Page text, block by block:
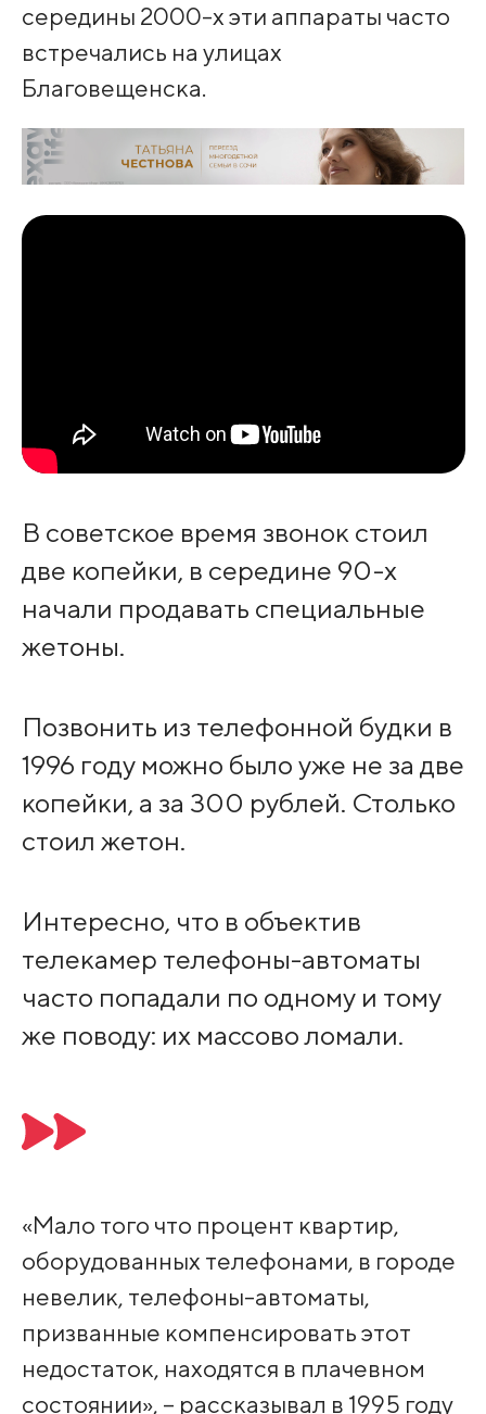
середины 2000-х эти аппараты часто
встречались на улицах
Благовещенска.
В советское время звонок стоил
две копейки, в середине 90-х
начали продавать специальные
жетоны.
Позвонить из телефонной будки в
1996 году можно было уже не за две
копейки, а за 300 рублей. Столько
стоил жетон.
Интересно, что в объектив
телекамер телефоны-автоматы
часто попадали по одному и тому
же поводу: их массово ломали.
«Мало того что процент квартир,
оборудованных телефонами, в городе
невелик, телефоны-автоматы,
призванные компенсировать этот
недостаток, находятся в плачевном
состоянии», – рассказывал в 1995 году